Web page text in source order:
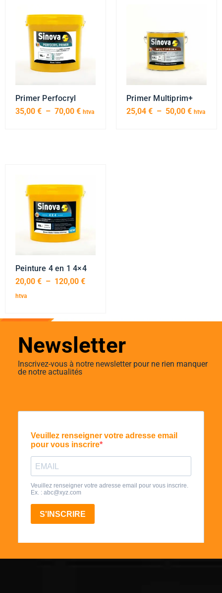
Primer Perfocryl
35,00 € – 70,00 € htva
Primer Multiprim+
25,04 € – 50,00 € htva
Peinture 4 en 1 4×4
20,00 € – 120,00 €
htva
Newsletter
Inscrivez-vous à notre newsletter pour ne rien manquer
de notre actualités